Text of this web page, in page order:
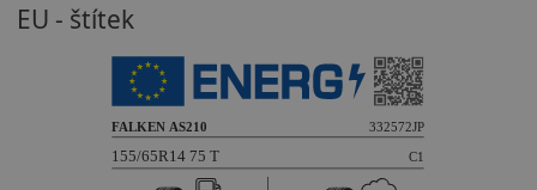
EU - štítek